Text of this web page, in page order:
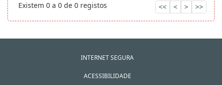
Existem 0 a 0 de 0 registos << < > >>
INTERNET SEGURA
ACESSIBILIDADE